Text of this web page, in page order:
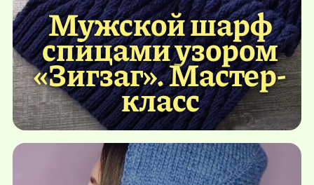
Мужской шарф
спицами узором
«Зигзаг». Мастер-
класс